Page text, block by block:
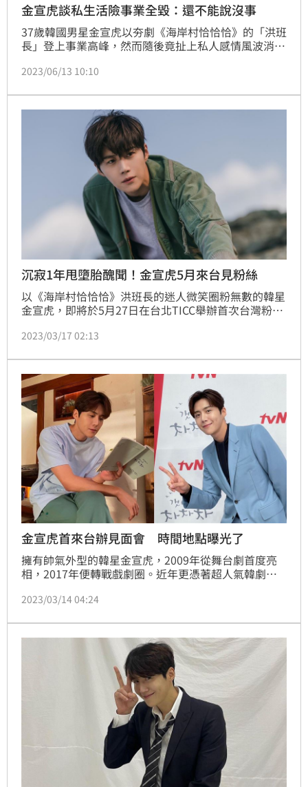
金宣虎談私生活險事業全毀：還不能說沒事
37歲韓國男星金宣虎以夯劇《海岸村恰恰恰》的「洪班
長」登上事業高峰，然而隨後竟扯上私人感情風波消失
幕，顛覆形象挑戰黑幫片《貴公子》，飾演殘酷冷血的
爆發時導演力挺不換角，金宣虎雖然無法理解導演朴勳
政的心情，但自己感到百感交集，感到抱歉又感激。
2023/06/13 10:10
沉寂1年甩墮胎醜聞！金宣虎5月來台見粉絲
以《海岸村恰恰恰》洪班長的迷人微笑圈粉無數的韓星
金宣虎，即將於5月27日在台北TICC舉辦首次台灣粉絲
洲與各地粉絲見面，也慢慢開始接觸新劇本，將與朴圭
2023/03/17 02:13
金宣虎首來台辦見面會 時間地點曝光了
擁有帥氣外型的韓星金宣虎，2009年從舞台劇首度亮
相，2017年便轉戰戲劇圈。近年更憑著超人氣韓劇
卻在爆紅之際遭前女友爆出墮胎的醜聞，在沉寂了將近
他，昨（13日）台北場的時間也公開了，讓大批台灣粉
絲相當期待。
2023/03/14 04:24